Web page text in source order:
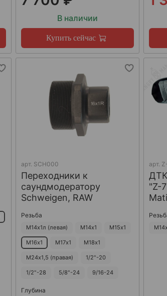
В наличии
Купить сейчас
арт. SCH000
Переходники к
саундмодератору
Schweigen, RAW
Резьба
М14х1л (левая) М14х1 М15х1
М16х1 М17х1 М18х1
М24х1,5 (правая) 1/2"-20
1/2"-28 5/8"-24 9/16-24
Глубина
арт.
"Z-